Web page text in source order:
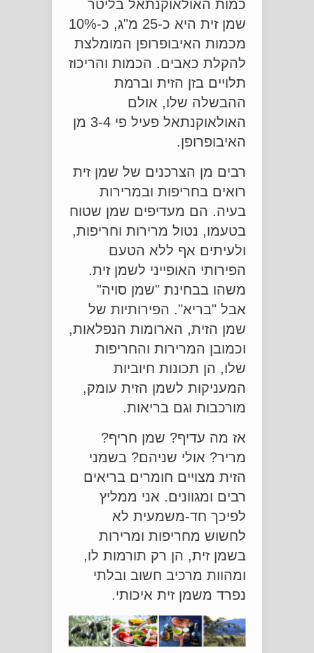
כמות האולאוקנתאל בליטר
שמן זית היא כ-25 מ"ג, כ-10%
מכמות האיבופרופן המומלצת
להקלת כאבים. הכמות והריכוז
תלויים בזן הזית וברמת
ההבשלה שלו, אולם
האולאוקנתאל פעיל פי 3-4 מן
האיבופרופן.
רבים מן הצרכנים של שמן זית
רואים בחריפות ובמרירות
בעיה. הם מעדיפים שמן שטוח
בטעמו, נטול מרירות וחריפות,
ולעיתים אף ללא הטעם
הפירותי האופייני לשמן זית.
משהו בבחינת "שמן סויה"
אבל "בריא". הפירותיות של
שמן הזית, הארומות הנפלאות,
וכמובן המרירות והחריפות
שלו, הן תכונות חיוביות
המעניקות לשמן הזית עומק,
מורכבות וגם בריאות.
אז מה עדיף? שמן חריף?
מריר? אולי שניהם? בשמני
הזית מצויים חומרים בריאים
רבים ומגוונים. אני ממליץ
לפיכך חד-משמעית לא
לחשוש מחריפות ומרירות
בשמן זית, הן רק תורמות לו,
ומהוות מרכיב חשוב ובלתי
נפרד משמן זית איכותי.